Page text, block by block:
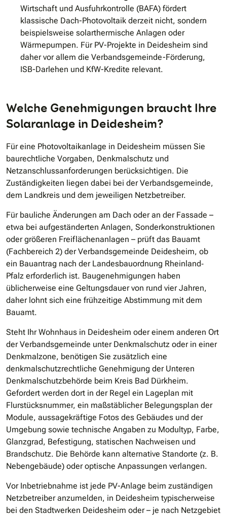
Wirtschaft und Ausfuhrkontrolle (BAFA) fördert
klassische Dach-Photovoltaik derzeit nicht, sondern
beispielsweise solarthermische Anlagen oder
Wärmepumpen. Für PV-Projekte in Deidesheim sind
daher vor allem die Verbandsgemeinde-Förderung,
ISB-Darlehen und KfW-Kredite relevant.
Welche Genehmigungen braucht Ihre
Solaranlage in Deidesheim?
Für eine Photovoltaikanlage in Deidesheim müssen Sie
baurechtliche Vorgaben, Denkmalschutz und
Netzanschlussanforderungen berücksichtigen. Die
Zuständigkeiten liegen dabei bei der Verbandsgemeinde,
dem Landkreis und dem jeweiligen Netzbetreiber.
Für bauliche Änderungen am Dach oder an der Fassade –
etwa bei aufgeständerten Anlagen, Sonderkonstruktionen
oder größeren Freiflächenanlagen – prüft das Bauamt
(Fachbereich 2) der Verbandsgemeinde Deidesheim, ob
ein Bauantrag nach der Landesbauordnung Rheinland‐
Pfalz erforderlich ist. Baugenehmigungen haben
üblicherweise eine Geltungsdauer von rund vier Jahren,
daher lohnt sich eine frühzeitige Abstimmung mit dem
Bauamt.
Steht Ihr Wohnhaus in Deidesheim oder einem anderen Ort
der Verbandsgemeinde unter Denkmalschutz oder in einer
Denkmalzone, benötigen Sie zusätzlich eine
denkmalschutzrechtliche Genehmigung der Unteren
Denkmalschutzbehörde beim Kreis Bad Dürkheim.
Gefordert werden dort in der Regel ein Lageplan mit
Flurstücksnummer, ein maßstäblicher Belegungsplan der
Module, aussagekräftige Fotos des Gebäudes und der
Umgebung sowie technische Angaben zu Modultyp, Farbe,
Glanzgrad, Befestigung, statischen Nachweisen und
Brandschutz. Die Behörde kann alternative Standorte (z. B.
Nebengebäude) oder optische Anpassungen verlangen.
Vor Inbetriebnahme ist jede PV-Anlage beim zuständigen
Netzbetreiber anzumelden, in Deidesheim typischerweise
bei den Stadtwerken Deidesheim oder – je nach Netzgebiet